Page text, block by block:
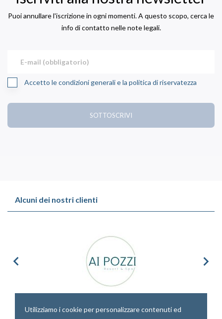
Utilizziamo i cookie per personalizzare contenuti ed
Puoi annullare l'iscrizione in ogni momenti. A questo scopo, cerca le
info di contatto nelle note legali.
SOTTOSCRIVI
Accetto le condizioni generali e la politica di riservatezza
Alcuni dei nostri clienti
 